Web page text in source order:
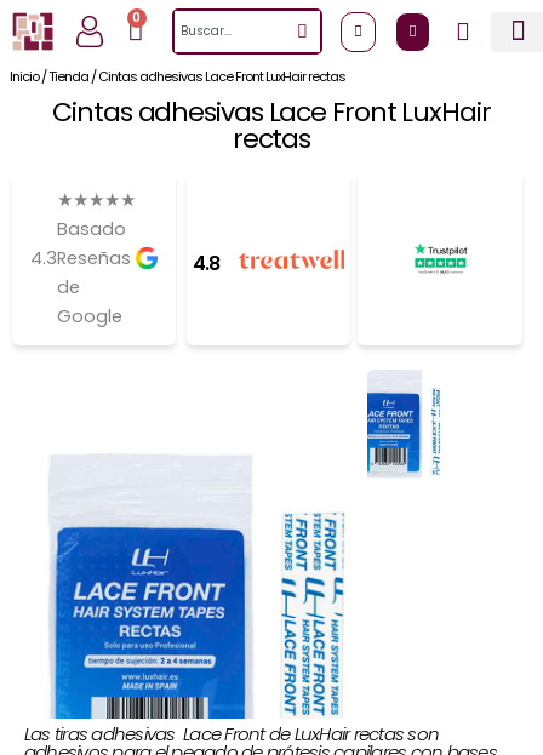
al
contenido
0
CartSearch
Inicio/Tienda/Cintas adhesivas Lace Front LuxHair rectas
Cintas adhesivas Lace Front LuxHair
rectas
4.3
★★★★★
Basado
Reseñas
de
Google
4.8
Las tiras adhesivas Lace Front de LuxHair rectas son